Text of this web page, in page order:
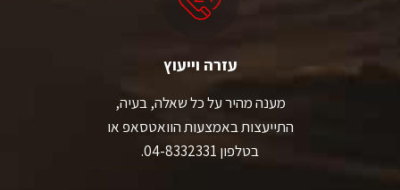
עזרה וייעוץ
מענה מהיר על כל שאלה, בעיה,
התייעצות באמצעות הוואטסאפ או
בטלפון 04-8332331.